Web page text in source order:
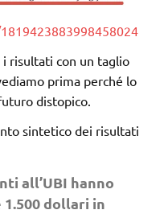
i risultati con un taglio
prima perché lo
distopico.
sintetico dei risultati
all’UBI hanno
dollari in